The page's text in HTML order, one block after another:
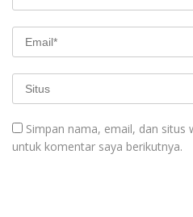
Simpan nama, email, dan situs
untuk komentar saya berikutnya.